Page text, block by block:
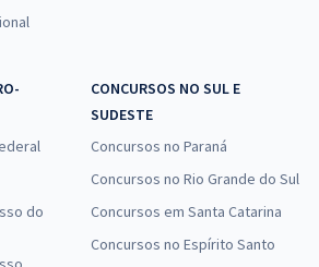
do
CONCURSOS NO SUL E
SUDESTE
Concursos no Paraná
Concursos no Rio Grande do Sul
Concursos em Santa Catarina
Concursos no Espírito Santo